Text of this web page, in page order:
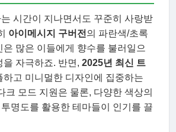
시간이 지나면서도 꾸준히 사랑받
아이메시지 구버전 의 파란색/초록
많은 이들에게 향수를 불러일으
을 자극하죠. 반면, 2025년 최신 트
하고 미니멀한 디자인에 집중하는
크 모드 지원은 물론, 다양한 색상의
명도를 활용한 테마들이 인기를 끌